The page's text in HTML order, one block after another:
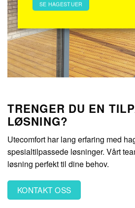
SE HAGESTUER
TRENGER DU EN
LØSNING?
Utecomfort har lang erfaring med
spesialtilpassede løsninger. Vårt
løsning perfekt til dine behov.
KONTAKT OSS